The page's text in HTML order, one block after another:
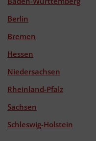
Berlin
Bremen
Hessen
Niedersachsen
Rheinland-Pfalz
Sachsen
Schleswig-Holstein